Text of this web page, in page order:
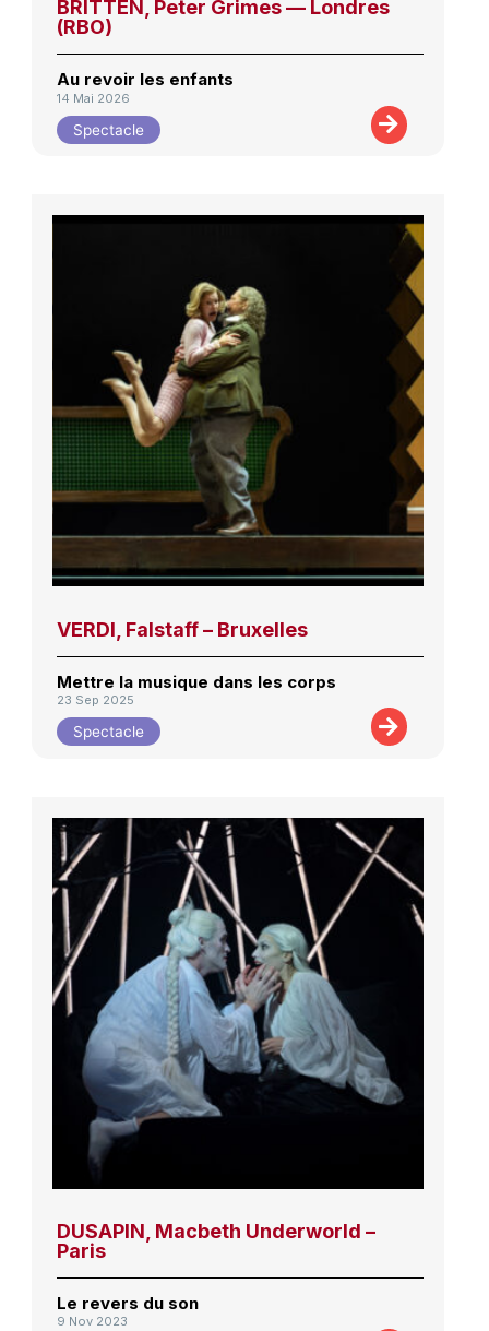
BRITTEN, Peter Grimes — Londres
(RBO)
Au revoir les enfants
14 Mai 2026
Spectacle
VERDI, Falstaff – Bruxelles
Mettre la musique dans les corps
23 Sep 2025
Spectacle
DUSAPIN, Macbeth Underworld –
Paris
Le revers du son
9 Nov 2023